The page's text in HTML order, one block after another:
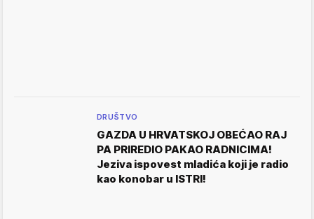
DRUŠTVO
GAZDA U HRVATSKOJ OBEĆAO RAJ
PA PRIREDIO PAKAO RADNICIMA!
Jeziva ispovest mladića koji je radio
kao konobar u ISTRI!